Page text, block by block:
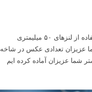
در مطالب پیشین لنزک در مورد مزایای استفاده از لنزهای ۵۰ میلیمتری
عزیزان تعدادی عکس در شاخه
شما عزیزان آماده کرده ایم